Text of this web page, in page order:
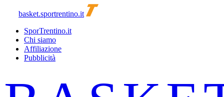
basket.sportrentino.it
SporTrentino.it
Chi siamo
Affiliazione
Pubblicità